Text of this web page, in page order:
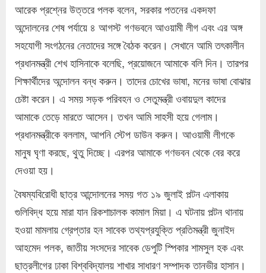
আরেক প্রশ্নের উত্তরে পলক বলেন, সরকার পতনের একদফা
অন্দোলনের শেষ পর্যায়ে ৪ আগস্ট গণভবনে আওয়ামী লীগ এবং এর অঙ্গ
সহযোগী সংগঠনের নেতাদের সঙ্গে বৈঠক করেন। সেখানে আমি তৎকালীন
প্রধানমন্ত্রী শেখ হাসিনাকে বলেছি, প্রয়োজনে আমাকে বলি দিন। তারপর
শিক্ষার্থীদের অন্দোলন বন্ধ করুন। তাদের চোখের ভাষা, মনের ভাষা বোঝার
চেষ্টা করেন। এ সময় সড়ক পরিবহন ও সেতুমন্ত্রী ওবায়দুল কাদের
আমাকে তেড়ে মারতে আসেন। তখন আমি সাহসী হয়ে গেলাম।
প্রধানমন্ত্রীকে বললাম, আপনি স্টেপ ডাউন করুন। আওয়ামী লীগকে
মানুষ ঘৃণা করছে, থুতু দিচ্ছে। এরপর আমাকে গণভবন থেকে বের করে
দেওয়া হয়।
বৈষম্যবিরোধী ছাত্র আন্দোলনের সময় গত ১৯ জুলাই পল্টন এলাকায়
গুলিবিদ্ধ হয়ে মারা যান রিকশাচালক কামাল মিয়া। এ ঘটনায় পল্টন থানায়
হওয়া মামলায় গ্রেপ্তার হন সাবেক তথ্যপ্রযুক্তি প্রতিমন্ত্রী জুনাইদ
আহমেদ পলক, জাতীয় সংসদের সাবেক ডেপুটি স্পিকার শামসুল হক এবং
ছাত্রলীগের ঢাকা বিশ্ববিদ্যালয় শাখার সাধারণ সম্পাদক তানভীর হাসান।